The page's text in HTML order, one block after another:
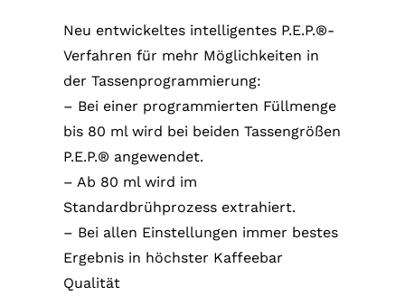
Neu entwickeltes intelligentes P.E.P.®-
Verfahren für mehr Möglichkeiten in
der Tassenprogrammierung:
– Bei einer programmierten Füllmenge
bis 80 ml wird bei beiden Tassengrößen
P.E.P.® angewendet.
– Ab 80 ml wird im
Standardbrühprozess extrahiert.
– Bei allen Einstellungen immer bestes
Ergebnis in höchster Kaffeebar
Qualität